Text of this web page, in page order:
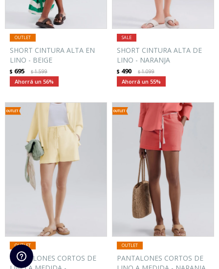
SHORT CINTURA ALTA EN
LINO - BEIGE
$ 695 $1.599
56
SHORT CINTURA ALTA DE
LINO - NARANJA
$ 490 $1.099
55
PANTALONES CORTOS DE
PANTALONES CORTOS DE